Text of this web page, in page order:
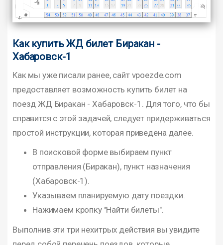
Как купить ЖД билет Биракан -
Хабаровск-1
Как мы уже писали ранее, сайт vpoezde.com
предоставляет возможность купить билет на
поезд ЖД Биракан - Хабаровск-1. Для того, что бы
справится с этой задачей, следует придерживаться
простой инструкции, которая приведена далее.
В поисковой форме выбираем пункт
отправления (Биракан), пункт назначения
(Хабаровск-1).
Указываем планируемую дату поездки.
Нажимаем кропку "Найти билеты".
Выполнив эти три нехитрых действия вы увидите